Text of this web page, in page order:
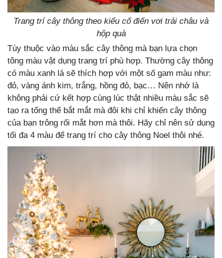
Trang trí cây thông theo kiểu cổ điển vơi trái châu và
hộp quà
Tùy thuộc vào màu sắc cây thông mà bạn lựa chọn
tông màu vật dụng trang trí phù hợp. Thường cây thông
có màu xanh lá sẽ thích hợp với một số gam màu như:
đỏ, vàng ánh kim, trắng, hồng đỏ, bạc… Nên nhớ là
không phải cứ kết hợp cùng lúc thật nhiều màu sắc sẽ
tạo ra tổng thể bắt mắt mà đôi khi chỉ khiến cây thông
của bạn trông rối mắt hơn mà thôi. Hãy chỉ nên sử dụng
tối đa 4 màu để trang trí cho cây thông Noel thôi nhé.